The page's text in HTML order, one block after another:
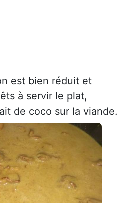
est bien réduit et
à servir le plat,
de coco sur la viande.